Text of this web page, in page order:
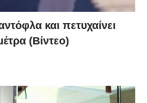
και πετυχαίνει
(Βίντεο)